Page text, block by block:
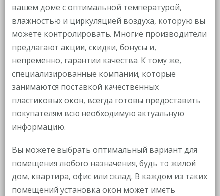
вашем доме с оптимальной температурой,
влажностью и циркуляцией воздуха, которую вы
можете контролировать. Многие производители
предлагают акции, скидки, бонусы и,
непременно, гарантии качества. К тому же,
специализированные компании, которые
занимаются поставкой качественных
пластиковых окон, всегда готовы предоставить
покупателям всю необходимую актуальную
информацию.
Вы можете выбрать оптимальный вариант для
помещения любого назначения, будь то жилой
дом, квартира, офис или склад. В каждом из таких
помещений установка окон может иметь